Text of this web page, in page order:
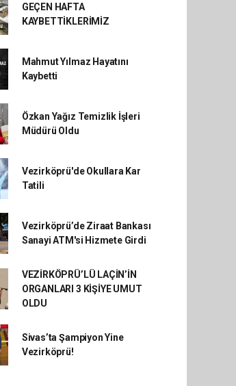
GEÇEN HAFTA
KAYBETTİKLERİMİZ
Mahmut Yılmaz Hayatını
Kaybetti
Özkan Yağız Temizlik İşleri
Müdürü Oldu
Vezirköprü'de Okullara Kar
Tatili
Vezirköprü’de Ziraat Bankası
Sanayi ATM'si Hizmete Girdi
VEZİRKÖPRÜ’LÜ LAÇİN’İN
ORGANLARI 3 KİŞİYE UMUT
OLDU
Sivas’ta Şampiyon Yine
Vezirköprü!